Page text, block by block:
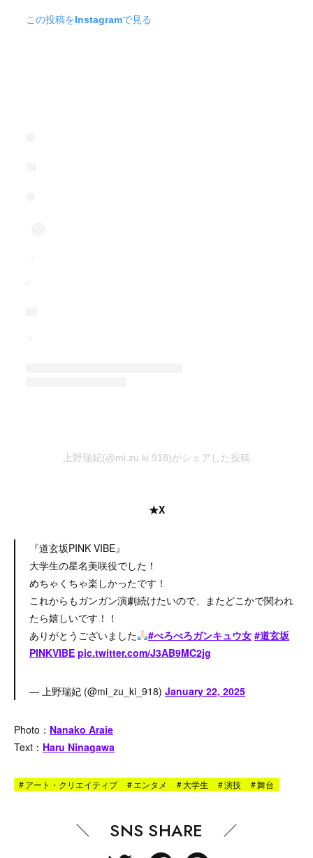
この投稿をInstagramで見る
上野瑞妃(@mi.zu.ki.918)がシェアした投稿
★X
『道玄坂PINK VIBE』
大学生の星名美咲役でした！
めちゃくちゃ楽しかったです！
これからもガンガン演劇続けたいので、またどこかで関われ
たら嬉しいです！！
ありがとうございました
#べろべろガンキュウ女 #道玄坂
PINKVIBE pic.twitter.com/J3AB9MC2jg
— 上野瑞妃 (@mi_zu_ki_918) January 22, 2025
Photo： Nanako Araie
Text： Haru Ninagawa
#アート・クリエイティブ #エンタメ #大学生 #演技 #舞台
SNS SHARE